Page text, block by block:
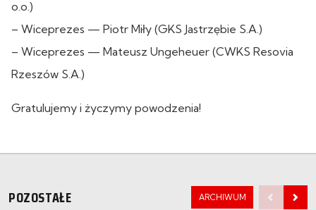
o.o.)
– Wiceprezes — Piotr Miły (GKS Jastrzębie S.A.)
– Wiceprezes — Mateusz Ungeheuer (CWKS Resovia
Rzeszów S.A.)
Gratulujemy i życzymy powodzenia!
POZOSTAŁE ARCHIWUM